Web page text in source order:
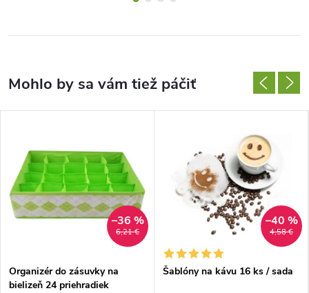
6,21 €
–36 %
Organizér do zásuvky na
bielizeň 24 priehradiek
4,58 €
–40 %
Šablóny na kávu 16 ks / sada